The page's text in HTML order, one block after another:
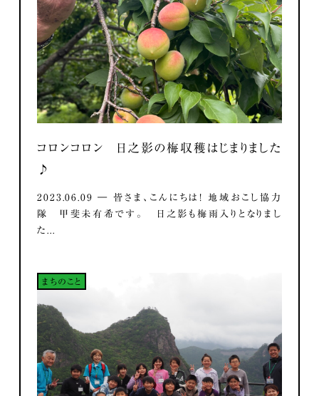
コロンコロン 日之影の梅収穫はじまりました
♪
2023.06.09 ― 皆さま、こんにちは！ 地域おこし協力
隊 甲斐未有希です。 日之影も梅雨入りとなりまし
た...
まちのこと